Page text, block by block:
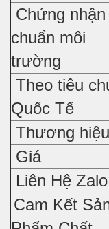
Chứng nhận
chuẩn môi
trường
Theo tiêu
Quốc Tế
Thương hiệu
Giá
Liên Hệ Zalo
Cam Kết